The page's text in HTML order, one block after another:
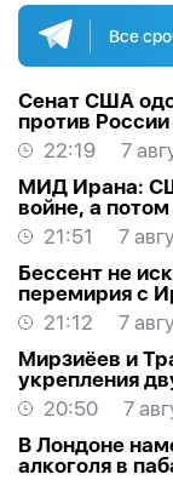
Все
Сенат США
против
22:19
7
МИД Ирана:
войне, а
21:51
7
Бессент не
перемирия с
21:12
7
Мирзиёев и
укрепления
20:50
7
В Лондоне
алкоголя в